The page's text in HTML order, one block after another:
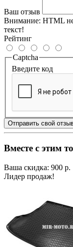
Ваш отзыв
Внимание: HTML
текст!
Рейтинг
Captcha
Введите код
Отправить свой
Вместе с этим
Ваша скидка: 900 р.
Лидер продаж!